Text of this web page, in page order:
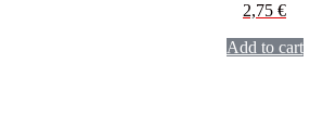
2,75 €
Add to cart